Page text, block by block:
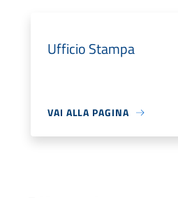
Ufficio Stampa
VAI ALLA PAGINA